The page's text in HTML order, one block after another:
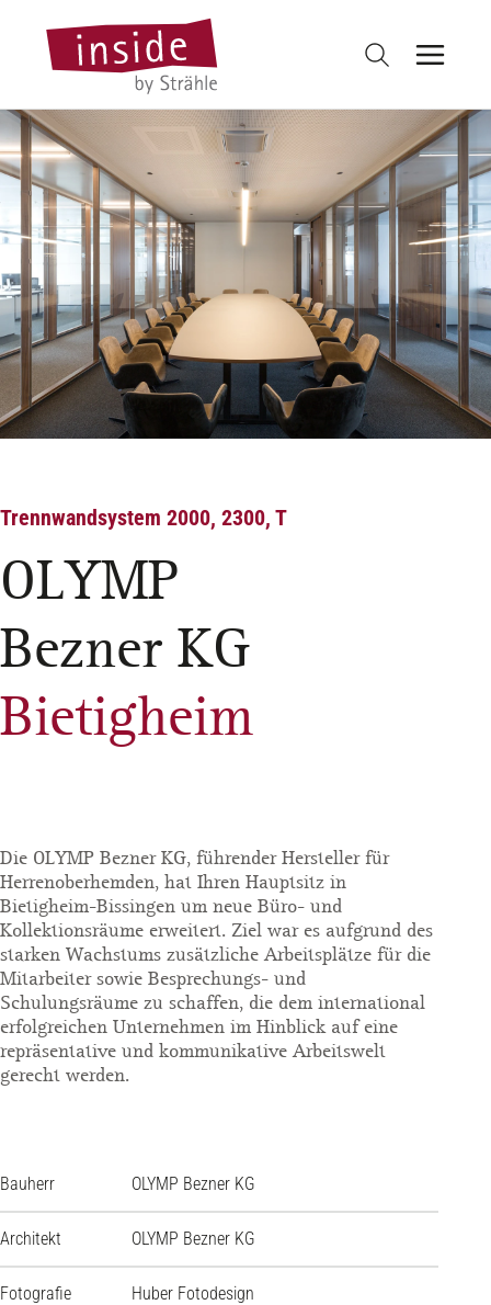
Trennwandsystem 2000, 2300, T
OLYMP
Bezner KG
Bietigheim
Die OLYMP Bezner KG, führender Hersteller für
Herrenoberhemden, hat Ihren Hauptsitz in
Bietigheim-Bissingen um neue Büro- und
Kollektionsräume erweitert. Ziel war es aufgrund des
starken Wachstums zusätzliche Arbeitsplätze für die
Mitarbeiter sowie Besprechungs- und
Schulungsräume zu schaffen, die dem international
erfolgreichen Unternehmen im Hinblick auf eine
repräsentative und kommunikative Arbeitswelt
gerecht werden.
Bauherr OLYMP Bezner KG
Architekt OLYMP Bezner KG
Fotografie Huber Fotodesign